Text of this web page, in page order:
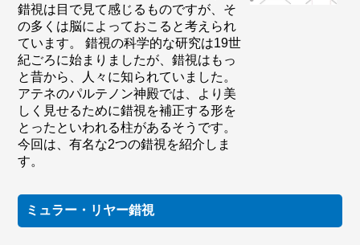
錯視は目で見て感じるものですが、そ
の多くは脳によっておこると考えられ
ています。 錯視の科学的な研究は19世
紀ごろに始まりましたが、錯視はもっ
と昔から、人々に知られていました。
アテネのパルテノン神殿では、より美
しく見せるために錯視を補正する形を
とったといわれる柱があるそうです。
今回は、有名な2つの錯視を紹介しま
す。
ミュラー・リヤー錯視